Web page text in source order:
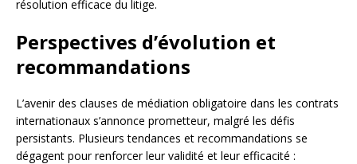
résolution efficace du litige.
Perspectives d’évolution et
recommandations
L’avenir des clauses de médiation obligatoire dans les contrats
internationaux s’annonce prometteur, malgré les défis
persistants. Plusieurs tendances et recommandations se
dégagent pour renforcer leur validité et leur efficacité :